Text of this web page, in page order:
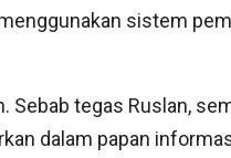
sistem
tegas Ruslan,
dalam papan